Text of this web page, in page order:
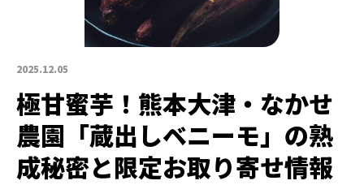
2025.12.05
極甘蜜芋！熊本大津・なかせ
農園「蔵出しベニーモ」の熟
成秘密と限定お取り寄せ情報